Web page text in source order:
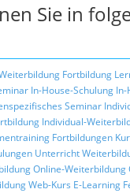
Sie in
Fortbildung
In-House-Schulung In-
Seminar
Individual-
Fortbildungen
Unterricht
Online-Weiterbildung
Web-Kurs E-Learning